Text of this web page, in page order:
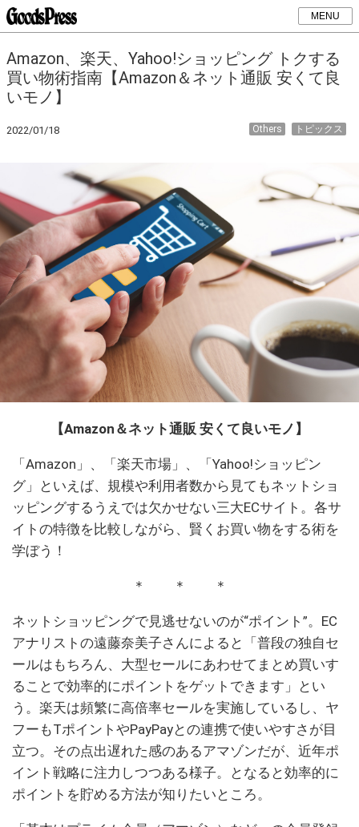
MENU
Amazon、楽天、Yahoo!ショッピング トクする
買い物術指南【Amazon＆ネット通販 安くて良
いモノ】
2022/01/18 トピックス
Others
【Amazon＆ネット通販 安くて良いモノ】
「Amazon」、「楽天市場」、「Yahoo!ショッピン
グ」といえば、規模や利用者数から見てもネットショ
ッピングするうえでは欠かせない三大ECサイト。各サ
イトの特徴を比較しながら、賢くお買い物をする術を
学ぼう！
＊ ＊ ＊
ネットショッピングで見逃せないのが“ポイント”。EC
アナリストの遠藤奈美子さんによると「普段の独自セ
ールはもちろん、大型セールにあわせてまとめ買いす
ることで効率的にポイントをゲットできます」とい
う。楽天は頻繁に高倍率セールを実施しているし、ヤ
フーもTポイントやPayPayとの連携で使いやすさが目
立つ。その点出遅れた感のあるアマゾンだが、近年ポ
イント戦略に注力しつつある様子。となると効率的に
ポイントを貯める方法が知りたいところ。